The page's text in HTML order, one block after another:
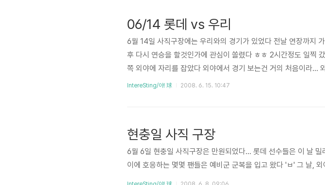
06/14 롯데 vs 우리
6월 14일 사직구장에는 우리와의 경기가 있었다 전날 연장까지
후 다시 연승을 할것인가에 관심이 쏠렸다 ㅎㅎ 2시간정도 일찍
쪽 외야에 자리를 잡았다 외야에서 경기 보는건 거의 처음이라...
'ㅂ' 경기장을 정리하는 카트 경기 시작 전 몸푸는 이대호 살아나
IntereSting/야! 球 2008. 6. 15. 10:47
현충일 사직 구장
6월 6일 현충일 사직구장은 만원되었다... 롯데 선수들은 이 날
이에 호응하는 몇몇 팬들은 예비군 군복을 입고 왔다 'ㅂ' 그 날,